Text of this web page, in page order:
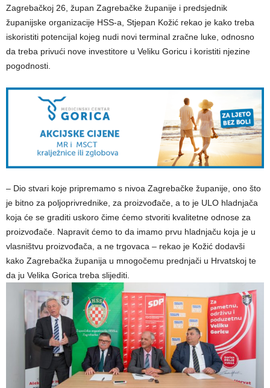
Zagrebačkoj 26, župan Zagrebačke županije i predsjednik
županijske organizacije HSS-a, Stjepan Kožić rekao je kako treba
iskoristiti potencijal kojeg nudi novi terminal zračne luke, odnosno
da treba privući nove investitore u Veliku Goricu i koristiti njezine
pogodnosti.
– Dio stvari koje pripremamo s nivoa Zagrebačke županije, ono što
je bitno za poljoprivrednike, za proizvođače, a to je ULO hladnjača
koja će se graditi uskoro čime ćemo stvoriti kvalitetne odnose za
proizvođače. Napravit ćemo to da imamo prvu hladnjaču koja je u
vlasništvu proizvođača, a ne trgovaca – rekao je Kožić dodavši
kako Zagrebačka županija u mnogočemu prednjači u Hrvatskoj te
da ju Velika Gorica treba slijediti.